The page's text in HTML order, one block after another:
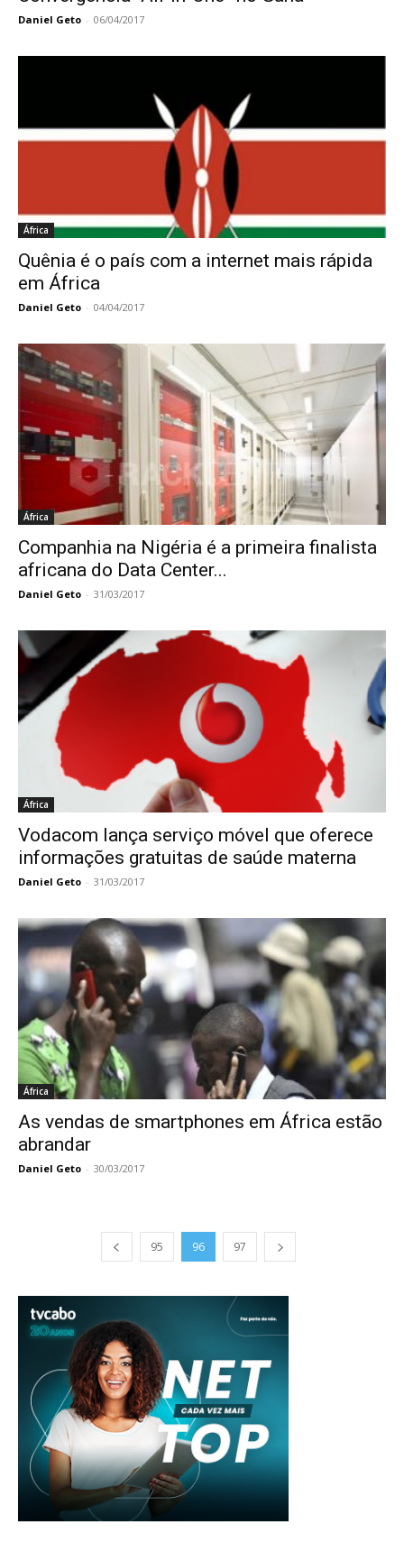
Daniel Geto - 06/04/2017
África
Quênia é o país com a internet mais rápida
em África
Daniel Geto - 04/04/2017
África
Companhia na Nigéria é a primeira finalista
africana do Data Center...
Daniel Geto - 31/03/2017
África
Vodacom lança serviço móvel que oferece
informações gratuitas de saúde materna
Daniel Geto - 31/03/2017
África
As vendas de smartphones em África estão
abrandar
Daniel Geto - 30/03/2017
95 96 97